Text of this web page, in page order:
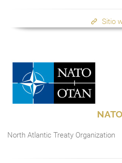
Sitio
NATO
North Atlantic Treaty Organization